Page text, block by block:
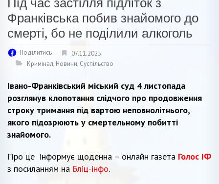
Франківська побив знайомого до
смерті, бо не поділили алкоголь
Поділитись
07.11.2025
Кримінал, Новини, Суспільство
Івано-Франківський міський суд 4 листопада
розглянув клопотання слідчого про продовження
строку тримання під вартою неповнолітнього,
якого підозрюють у смертельному побитті
знайомого.
Про це інформує щоденна – онлайн газета Голос ІФ
з посиланням на Бліц-інфо.